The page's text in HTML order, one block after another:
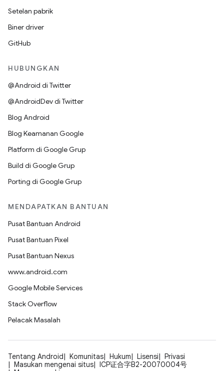
Setelan pabrik
Biner driver
GitHub
HUBUNGKAN
@Android di Twitter
@AndroidDev di Twitter
Blog Android
Blog Keamanan Google
Platform di Google Grup
Build di Google Grup
Porting di Google Grup
MENDAPATKAN BANTUAN
Pusat Bantuan Android
Pusat Bantuan Pixel
Pusat Bantuan Nexus
www.android.com
Google Mobile Services
Stack Overflow
Pelacak Masalah
Tentang Android Komunitas Hukum Lisensi
Privasi
Masukan mengenai situs
ICP证合字B2-20070004号